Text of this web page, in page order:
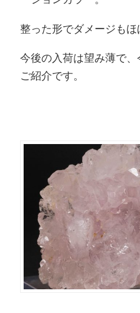
整った形でダメージもほ
今後の入荷は望み薄で
ご紹介です。